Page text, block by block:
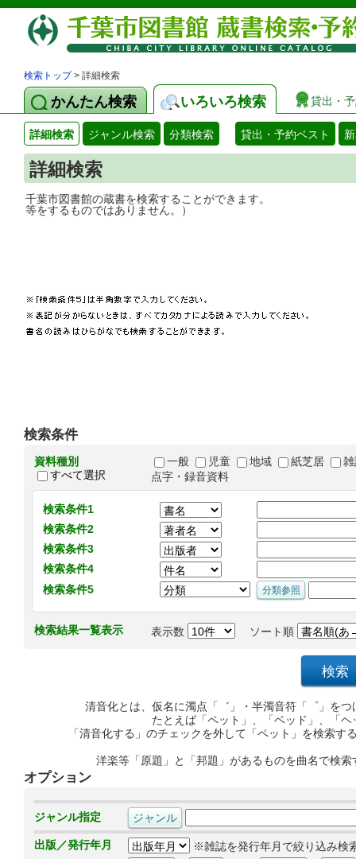
検索トップ> 詳細検索
かんたん検索 いろいろ検索 貸出・
詳細検索 ジャンル検索 分類検索 貸出・予約ベスト
詳細検索
千葉市図書館の蔵書を検索することがで
等をするものではありません。）
検索条件
資料種別
すべて選択
一般 児童 地域 紙芝居
点字・録音資料
検索条件1
検索条件2
検索条件3
検索条件4
検索条件5
検索結果一覧表示 表示数 ソート順
清音化とは、仮名に濁点「゛」・半濁音符「゜」を
たとえば「ペット」、「ベッド」、「
「清音化する」のチェックを外して「ペット」を検索
洋楽等「原題」と「邦題」があるものを曲名で検
オプション
ジャンル指定
出版／発行年月
※雑誌を発行年月で絞り込み検